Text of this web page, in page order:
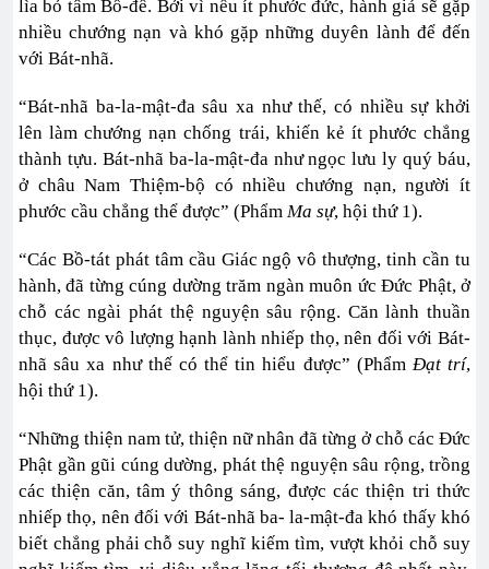
lìa bỏ tâm Bồ-đề. Bởi vì nếu ít phước đức, hành giả sẽ gặp
nhiều chướng nạn và khó gặp những duyên lành để đến
với Bát-nhã.
“Bát-nhã ba-la-mật-đa sâu xa như thế, có nhiều sự khởi
lên làm chướng nạn chống trái, khiến kẻ ít phước chẳng
thành tựu. Bát-nhã ba-la-mật-đa như ngọc lưu ly quý báu,
ở châu Nam Thiệm-bộ có nhiều chướng nạn, người ít
phước cầu chẳng thể được” (Phẩm Ma sự, hội thứ 1).
“Các Bồ-tát phát tâm cầu Giác ngộ vô thượng, tinh cần tu
hành, đã từng cúng dường trăm ngàn muôn ức Đức Phật, ở
chỗ các ngài phát thệ nguyện sâu rộng. Căn lành thuần
thục, được vô lượng hạnh lành nhiếp thọ, nên đối với Bát-
nhã sâu xa như thế có thể tin hiểu được” (Phẩm Đạt trí,
hội thứ 1).
“Những thiện nam tử, thiện nữ nhân đã từng ở chỗ các Đức
Phật gần gũi cúng dường, phát thệ nguyện sâu rộng, trồng
các thiện căn, tâm ý thông sáng, được các thiện tri thức
nhiếp thọ, nên đối với Bát-nhã ba- la-mật-đa khó thấy khó
biết chẳng phải chỗ suy nghĩ kiếm tìm, vượt khỏi chỗ suy